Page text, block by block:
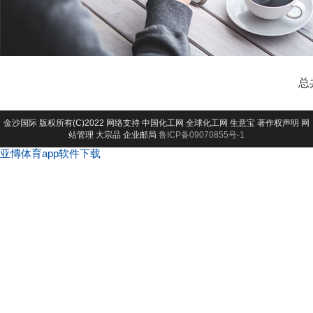
总
金沙国际 版权所有(C)2022 网络支持 中国化工网 全球化工网 生意宝 著作权声明 网
站管理 大宗品 企业邮局 鲁ICP备09070855号-1
亚慱体育app软件下载